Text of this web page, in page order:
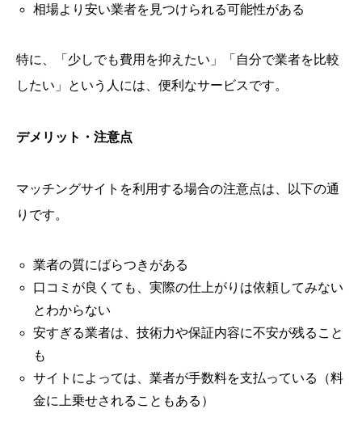
相場より安い業者を見つけられる可能性がある
特に、「少しでも費用を抑えたい」「自分で業者を比較
したい」という人には、便利なサービスです。
デメリット・注意点
マッチングサイトを利用する場合の注意点は、以下の通
りです。
業者の質にばらつきがある
口コミが良くても、実際の仕上がりは依頼してみない
とわからない
安すぎる業者は、技術力や保証内容に不安が残ること
も
サイトによっては、業者が手数料を支払っている（料
金に上乗せされることもある）